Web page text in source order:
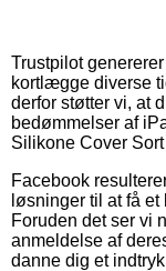
Trustpilot
kortlægge diverse
derfor støtter vi, at
bedømmelser af
Silikone Cover
Facebook
løsninger til at få
Foruden det ser vi
anmeldelse af
danne dig et